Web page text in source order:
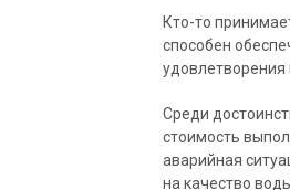
Кто-то
способен
удовлетворения
Среди
стоимость
аварийная
на качество